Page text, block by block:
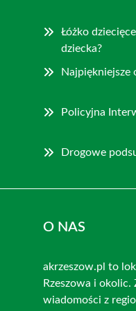
Łóżko
dziecka?
Najpiękniejsze
Policyjna
Drogowe
O NAS
akrzeszow.pl to
Rzeszowa i
wiadomości z